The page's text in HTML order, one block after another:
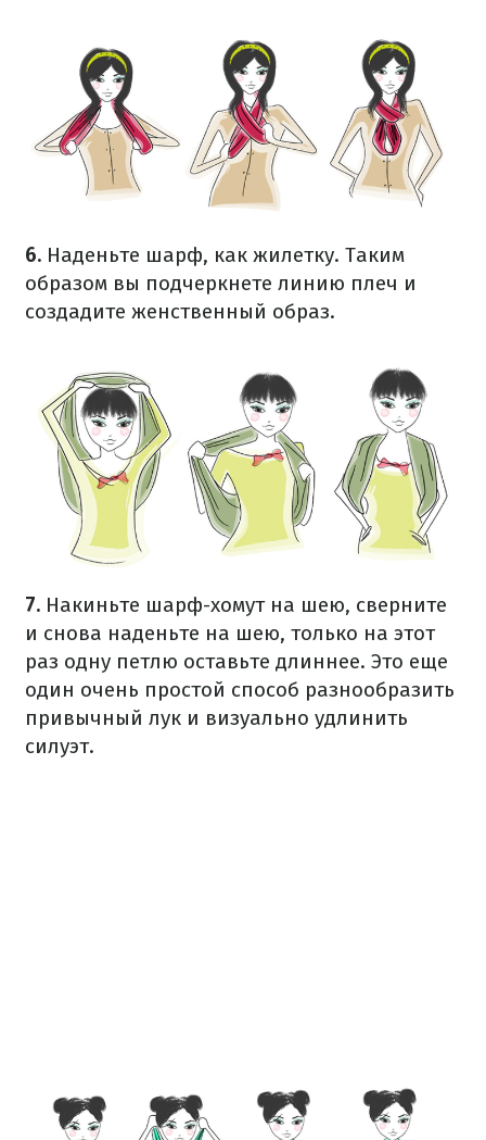
6. Наденьте шарф, как жилетку. Таким
образом вы подчеркнете линию плеч и
создадите женственный образ.
7. Накиньте шарф-хомут на шею, сверните
и снова наденьте на шею, только на этот
раз одну петлю оставьте длиннее. Это еще
один очень простой способ разнообразить
привычный лук и визуально удлинить
силуэт.